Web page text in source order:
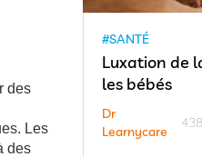
des
Les
des
#SANTÉ
Luxation de
les bébés
Dr
Learnycare